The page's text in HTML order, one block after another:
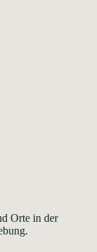
Orte in der